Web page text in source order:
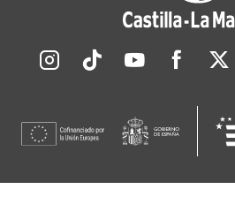
Redes sociales JCCM